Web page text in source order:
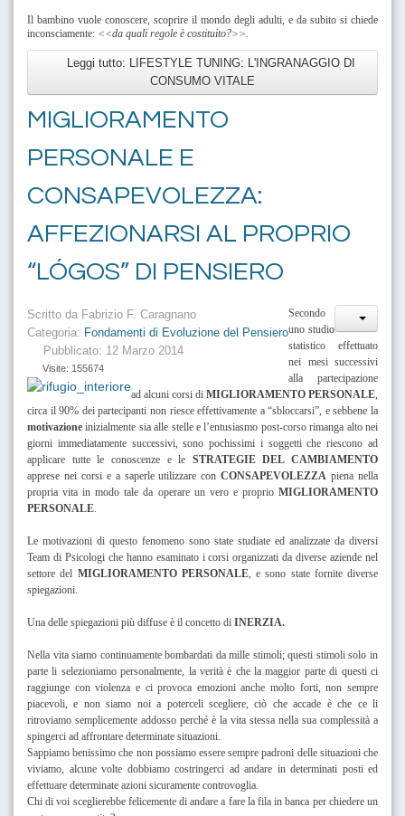
Il bambino vuole conoscere, scoprire il mondo degli adulti, e da subito si chiede
inconsciamente: <<da quali regole è costituito?>>.
Leggi tutto: LIFESTYLE TUNING: L'INGRANAGGIO DI
CONSUMO VITALE
MIGLIORAMENTO
PERSONALE E
CONSAPEVOLEZZA:
AFFEZIONARSI AL PROPRIO
“LÓGOS” DI PENSIERO
Scritto da Fabrizio F. Caragnano
Categoria: Fondamenti di Evoluzione del Pensiero
Pubblicato: 12 Marzo 2014
Visite: 155674
Secondo
uno studio
statistico effettuato
nei mesi successivi
alla partecipazione
ad alcuni corsi di MIGLIORAMENTO PERSONALE,
circa il 90% dei partecipanti non riesce effettivamente a “sbloccarsi”, e sebbene la
motivazione inizialmente sia alle stelle e l’entusiasmo post-corso rimanga alto nei
giorni immediatamente successivi, sono pochissimi i soggetti che riescono ad
applicare tutte le conoscenze e le STRATEGIE DEL CAMBIAMENTO
apprese nei corsi e a saperle utilizzare conCONSAPEVOLEZZA piena nella
propria vita in modo tale da operare un vero e proprio MIGLIORAMENTO
PERSONALE.
Le motivazioni di questo fenomeno sono state studiate ed analizzate da diversi
Team di Psicologi che hanno esaminato i corsi organizzati da diverse aziende nel
settore del MIGLIORAMENTO PERSONALE, e sono state fornite diverse
spiegazioni.
Una delle spiegazioni più diffuse è il concetto di INERZIA.
Nella vita siamo continuamente bombardati da mille stimoli; questi stimoli solo in
parte li selezioniamo personalmente, la verità è che la maggior parte di questi ci
raggiunge con violenza e ci provoca emozioni anche molto forti, non sempre
piacevoli, e non siamo noi a poterceli scegliere, ciò che accade è che ce li
ritroviamo semplicemente addosso perché è la vita stessa nella sua complessità a
spingerci ad affrontare determinate situazioni.
Sappiamo benissimo che non possiamo essere sempre padroni delle situazioni che
viviamo, alcune volte dobbiamo costringerci ad andare in determinati posti ed
effettuare determinate azioni sicuramente controvoglia.
Chi di voi sceglierebbe felicemente di andare a fare la fila in banca per chiedere un